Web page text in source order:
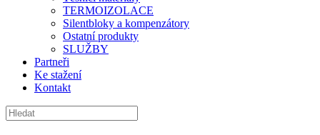
TERMOIZOLACE
Silentbloky a kompenzátory
Ostatní produkty
SLUŽBY
Partneři
Ke stažení
Kontakt